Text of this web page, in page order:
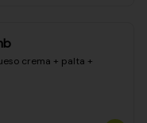
crema + palta +